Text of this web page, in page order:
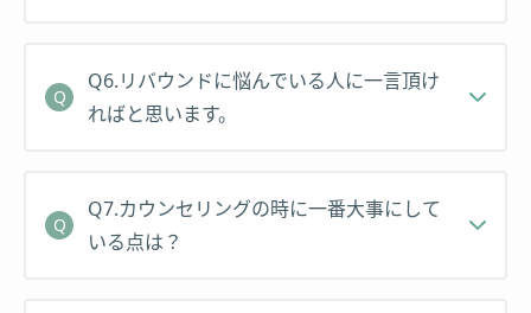
Q6.リバウンドに悩んでいる人に一言頂け
ればと思います。
Q7.カウンセリングの時に一番大事にして
いる点は？